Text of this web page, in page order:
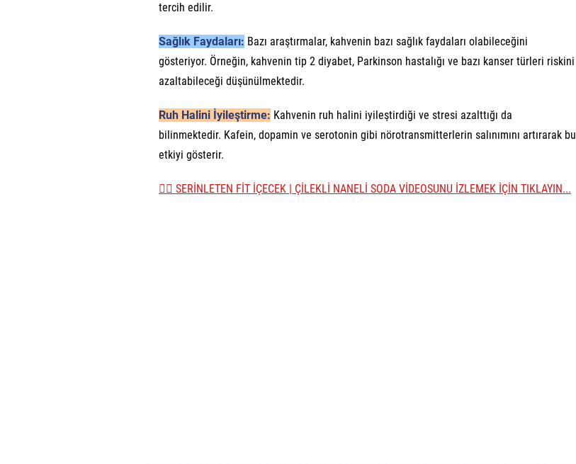
tercih edilir.
Sağlık Faydaları: Bazı araştırmalar, kahvenin bazı sağlık faydaları olabileceğini
gösteriyor. Örneğin, kahvenin tip 2 diyabet, Parkinson hastalığı ve bazı kanser türleri riskini
azaltabileceği düşünülmektedir.
Ruh Halini İyileştirme: Kahvenin ruh halini iyileştirdiği ve stresi azalttığı da
bilinmektedir. Kafein, dopamin ve serotonin gibi nörotransmitterlerin salınımını artırarak bu
etkiyi gösterir.
👉🏼 SERİNLETEN FİT İÇECEK | ÇİLEKLİ NANELİ SODA VİDEOSUNU İZLEMEK İÇİN TIKLAYIN...